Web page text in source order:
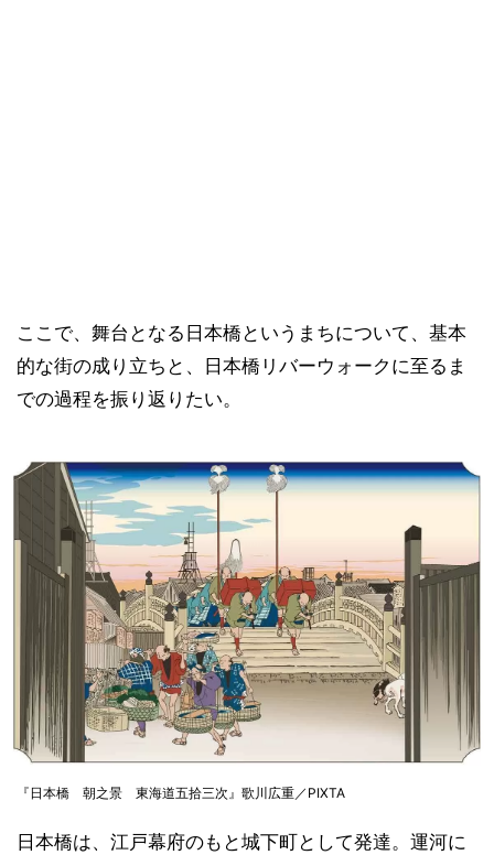
ここで、舞台となる日本橋というまちについて、基本
的な街の成り立ちと、日本橋リバーウォークに至るま
での過程を振り返りたい。
『日本橋 朝之景 東海道五拾三次』歌川広重／PIXTA
日本橋は、江戸幕府のもと城下町として発達。運河に